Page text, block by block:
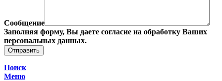
Сообщение
Заполняя форму, Вы даете согласие на обработку Ваших
персональных данных.
Поиск
Меню